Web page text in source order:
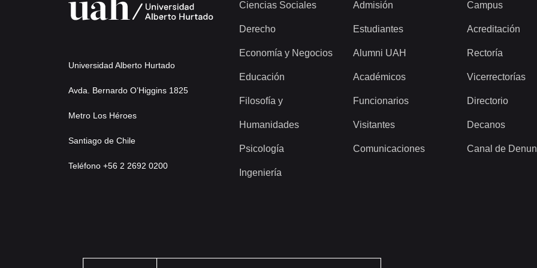
Universidad Alberto Hurtado
Avda. Bernardo O’Higgins 1825
Metro Los Héroes
Santiago de Chile
Teléfono +56 2 2692 0200
Ciencias Sociales
Derecho
Economía y Negocios
Educación
Filosofía y
Humanidades
Psicología
Ingeniería
Admisión
Estudiantes
Alumni UAH
Académicos
Funcionarios
Visitantes
Comunicaciones
Campus
Acreditación
Rectoría
Vicerrectorías
Directorio
Decanos
Canal de